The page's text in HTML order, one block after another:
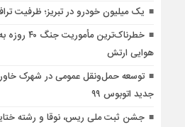
یک میلیون خودرو در تبریز؛ ظرفیت ترافیکی معابر
هوایی ارتش
توسعه حمل‌ونقل عمومی در شهرک
جدید اتوبوس ۹۹
جشن ثبت ملی ریس، نوقا و رشته